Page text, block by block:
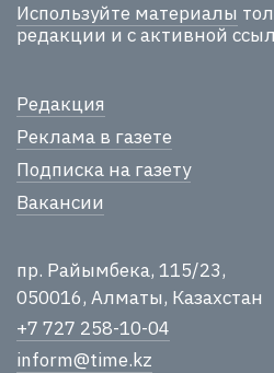
Используйте материалы
редакции и с активной
Редакция
Реклама в газете
Подписка на газету
Вакансии
пр. Райымбека, 115/23,
050016, Алматы, Казахстан
+7 727 258-10-04
inform@time.kz